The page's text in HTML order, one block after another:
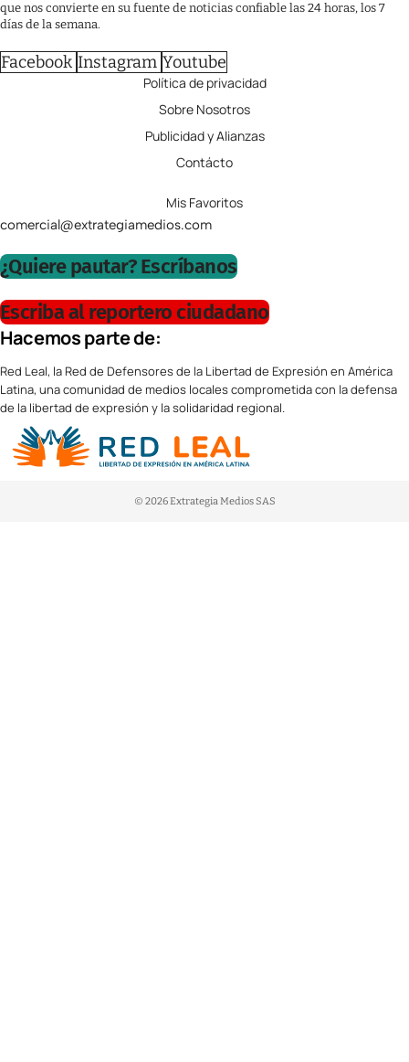
que nos convierte en su fuente de noticias confiable las 24 horas, los 7
días de la semana.
Facebook Instagram Youtube
Política de privacidad
Sobre Nosotros
Publicidad y Alianzas
Contácto
Mis Favoritos
comercial@extrategiamedios.com
¿Quiere pautar? Escríbanos
Escriba al reportero ciudadano
Hacemos parte de:
Red Leal, la Red de Defensores de la Libertad de Expresión en América
Latina, una comunidad de medios locales comprometida con la defensa
de la libertad de expresión y la solidaridad regional.
© 2026 Extrategia Medios SAS